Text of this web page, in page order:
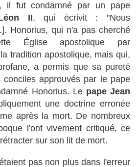
il fut condamné par un pape
II, qui écrivit : "Nous
Honorius, qui n'a pas cherché
Église apostolique par
tradition apostolique, mais qui,
a permis que sa pureté
conciles approuvés par le pape
Honorius. Le pape Jean
une doctrine erronée
après la mort. De nombreux
l'ont vivement critiqué, ce
sur son lit de mort.
pas non plus dans l'erreur